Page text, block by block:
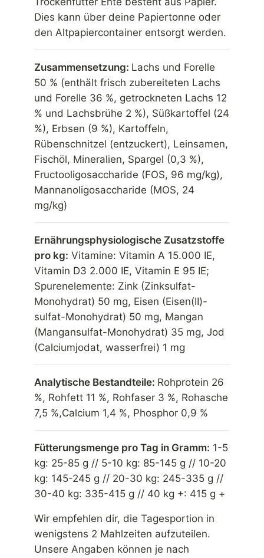
Dies kann über deine Papiertonne oder
den Altpapiercontainer entsorgt werden.
Zusammensetzung: Lachs und Forelle
50 % (enthält frisch zubereiteten Lachs
und Forelle 36 %, getrockneten Lachs 12
% und Lachsbrühe 2 %), Süßkartoffel (24
%), Erbsen (9 %), Kartoffeln,
Rübenschnitzel (entzuckert), Leinsamen,
Fischöl, Mineralien, Spargel (0,3 %),
Fructooligosaccharide (FOS, 96 mg/kg),
Mannanoligosaccharide (MOS, 24
mg/kg)
Ernährungsphysiologische Zusatzstoffe
pro kg: Vitamine: Vitamin A 15.000 IE,
Vitamin D3 2.000 IE, Vitamin E 95 IE;
Spurenelemente: Zink (Zinksulfat-
Monohydrat) 50 mg, Eisen (Eisen(II)-
sulfat-Monohydrat) 50 mg, Mangan
(Mangansulfat-Monohydrat) 35 mg, Jod
(Calciumjodat, wasserfrei) 1 mg
Analytische Bestandteile: Rohprotein 26
%, Rohfett 11 %, Rohfaser 3 %, Rohasche
7,5 %,Calcium 1,4 %, Phosphor 0,9 %
Fütterungsmenge pro Tag in Gramm: 1-5
kg: 25-85 g // 5-10 kg: 85-145 g // 10-20
kg: 145-245 g // 20-30 kg: 245-335 g //
30-40 kg: 335-415 g // 40 kg +: 415 g +
Wir empfehlen dir, die Tagesportion in
wenigstens 2 Mahlzeiten aufzuteilen.
Unsere Angaben können je nach